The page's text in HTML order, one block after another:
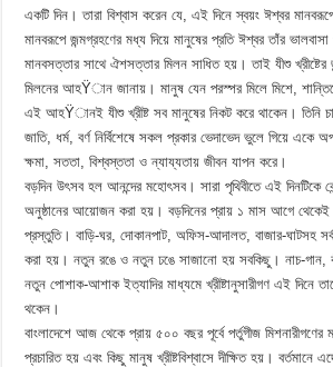
একটি দিন। তারা বিশ্বাস করেন যে, এই দিনে স্বয়ং ঈশ্বর
মানবরূপে জন্মগ্রহণের মধ্য দিয়ে মানুষের প্রতি ঈশ্বর তাঁর
মানবসত্তার সাথে ঐশসত্তার মিলন সাধিত হয়। তাই যীশু খ্রীষ্টের
মিলনের আহŸান জানায়। মানুষ যেন পরস্পর মিলে মিশে,
এই আহŸানই যীশু খ্রীষ্ট সব মানুষের নিকট করে থাকেন। তিনি
জাতি, ধর্ম, বর্ণ নির্বিশেষে সকল প্রকার ভেদাভেদ ভুলে গিয়ে একে
ক্ষমা, সততা, বিশ্বস্ততা ও ন্যায্যতায় জীবন যাপন করে।
বড়দিন উৎসব হল আনন্দের মহোৎসব। সারা পৃথিবীতে এই দিনটিকে
অনুষ্ঠানের আয়োজন করা হয়। বড়দিনের প্রায় ১ মাস আগে
প্রস্তুতি। বাড়ি-ঘর, দোকানপাট, অফিস-আদালত, বাজার-ঘাটসহ
করা হয়। নতুন রঙে ও নতুন ঢঙে সাজানো হয় সবকিছু। নাচ-গান,
নতুন পোশাক-আশাক ইত্যাদির মাধ্যমে খ্রীষ্টানুসারীগণ এই দিনে
থকেন।
বাংলাদেশে আজ থেকে প্রায় ৫০০ বছর পূর্বে পর্তুগীজ মিশনারীগণের
প্রচারিত হয় এবং কিছু মানুষ খ্রীষ্টবিশ্বাসে দীক্ষিত হয়। বর্তমানে